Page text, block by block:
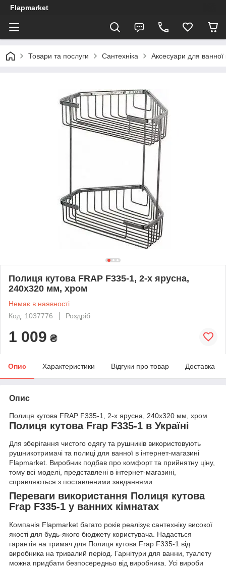
Flapmarket
Товари та послуги Сантехніка Аксесуари для ванної
Полиця кутова FRAP F335-1, 2-х ярусна,
240х320 мм, хром
Немає в наявності
Код: 1037776
Роздріб
1 009 ₴
Опис Характеристики Відгуки про товар Доставка
Опис
Полиця кутова FRAP F335-1, 2-х ярусна, 240х320 мм, хром
Полиця кутова Frap F335-1 в Україні
Для зберігання чистого одягу та рушників використовують
рушникотримачі та полиці для ванної в інтернет-магазині
Flapmarket. Виробник подбав про комфорт та прийнятну ціну,
тому всі моделі, представлені в інтернет-магазині,
справляються з поставленими завданнями.
Переваги використання Полиця кутова
Frap F335-1 у ванних кімнатах
Компанія Flapmarket багато років реалізує сантехніку високої
якості для будь-якого бюджету користувача. Надається
гарантія на тримач для Полиця кутова Frap F335-1 від
виробника на тривалий період. Гарнітури для ванни, туалету
можна придбати безпосередньо від виробника. Усі вироби